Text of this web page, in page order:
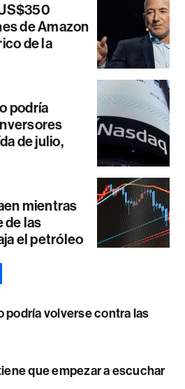
de Amazon
de la
podría
de julio,
mientras
de las
el petróleo
podría volverse contra las
que empezar a escuchar